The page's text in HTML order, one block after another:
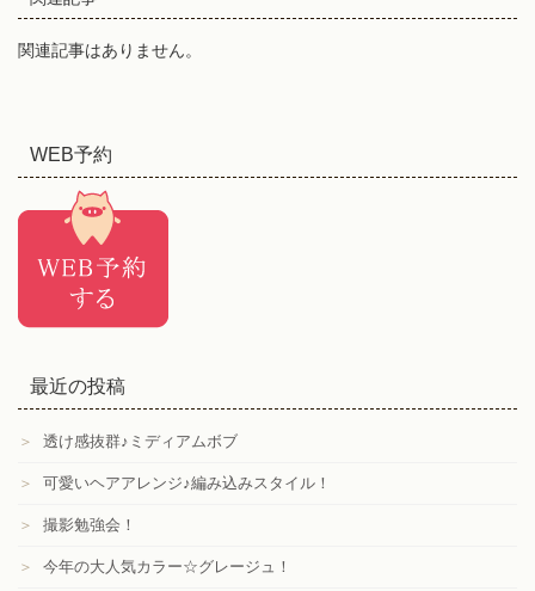
関連記事はありません。
WEB予約
最近の投稿
＞ 透け感抜群♪ミディアムボブ
＞ 可愛いヘアアレンジ♪編み込みスタイル！
＞ 撮影勉強会！
＞ 今年の大人気カラー☆グレージュ！